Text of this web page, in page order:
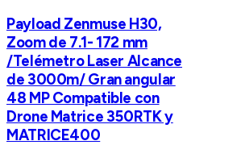
Payload Zenmuse H30,
Zoom de 7.1- 172 mm
/Telémetro Laser Alcance
de 3000m/ Gran angular
48 MP Compatible con
Drone Matrice 350RTK y
MATRICE400